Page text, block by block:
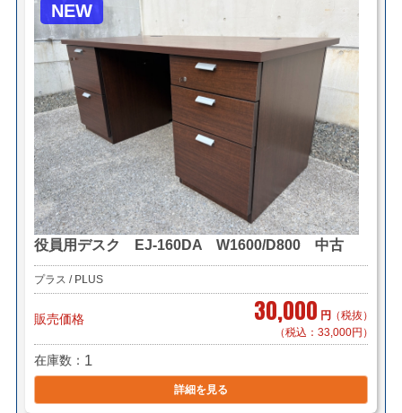
NEW
役員用デスク EJ-160DA W1600/D800 中古
プラス / PLUS
販売価格 30,000 円 （税抜）
（税込：33,000円）
在庫数 1
詳細を見る